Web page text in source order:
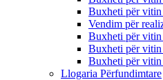
Buxheti për vitin
Vendim për
Buxheti për vitin
Buxheti për
Buxheti për
Llogaria Përfundimtare